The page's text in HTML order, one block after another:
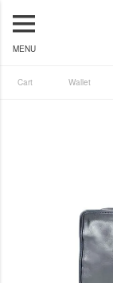
MENU
Cart Wallet